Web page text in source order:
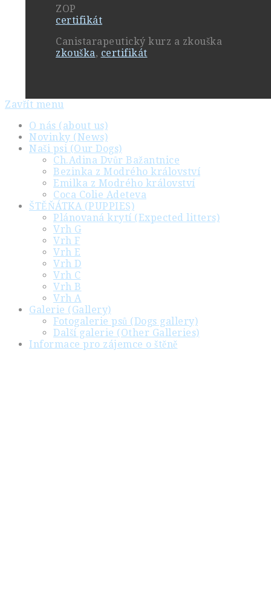
ZOP
certifikát
Canistarapeutický kurz a zkouška
zkouška, certifikát
Zavřít menu
O nás (about us)
Novinky (News)
Naši psi (Our Dogs)
Ch.Adina Dvůr Bažantnice
Bezinka z Modrého království
Emilka z Modrého království
Coca Colie Adeteva
ŠTĚŇÁTKA (PUPPIES)
Plánovaná krytí (Expected litters)
Vrh G
Vrh F
Vrh E
Vrh D
Vrh C
Vrh B
Vrh A
Galerie (Gallery)
Fotogalerie psů (Dogs gallery)
Další galerie (Other Galleries)
Informace pro zájemce o štěně